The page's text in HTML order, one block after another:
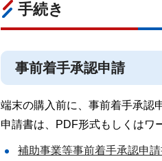
手続き
事前着手承認申請
端末の購入前に、事前着手承認
申請書は、PDF形式もしくはワ
補助事業等事前着手承認申請